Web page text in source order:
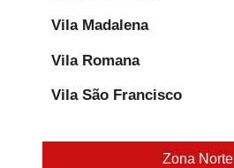
Vila Madalena
Vila Romana
Vila São Francisco
Zona Norte